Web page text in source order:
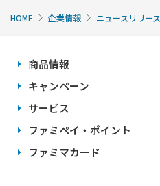
HOME 企業情報 ニュースリリース
商品情報
キャンペーン
サービス
ファミペイ・ポイント
ファミマカード